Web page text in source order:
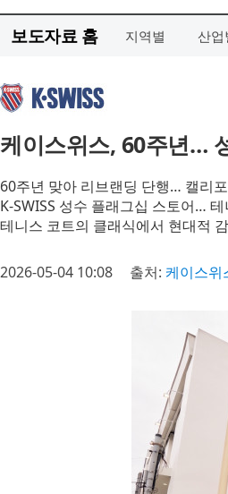
보도자료 홈 지역별 산업
케이스위스, 60주년…
60주년 맞아 리브랜딩 단행… 캘리
K-SWISS 성수 플래그십 스토어…
테니스 코트의 클래식에서 현대적
2026-05-04 10:08 출처: 케이스위